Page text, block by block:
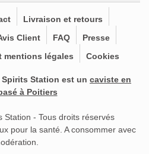
Livraison et retours
Client FAQ
Presse
mentions légales Cookies
Spirits Station est un caviste en
à Poitiers
Station - Tous droits réservés
pour la santé. A consommer avec